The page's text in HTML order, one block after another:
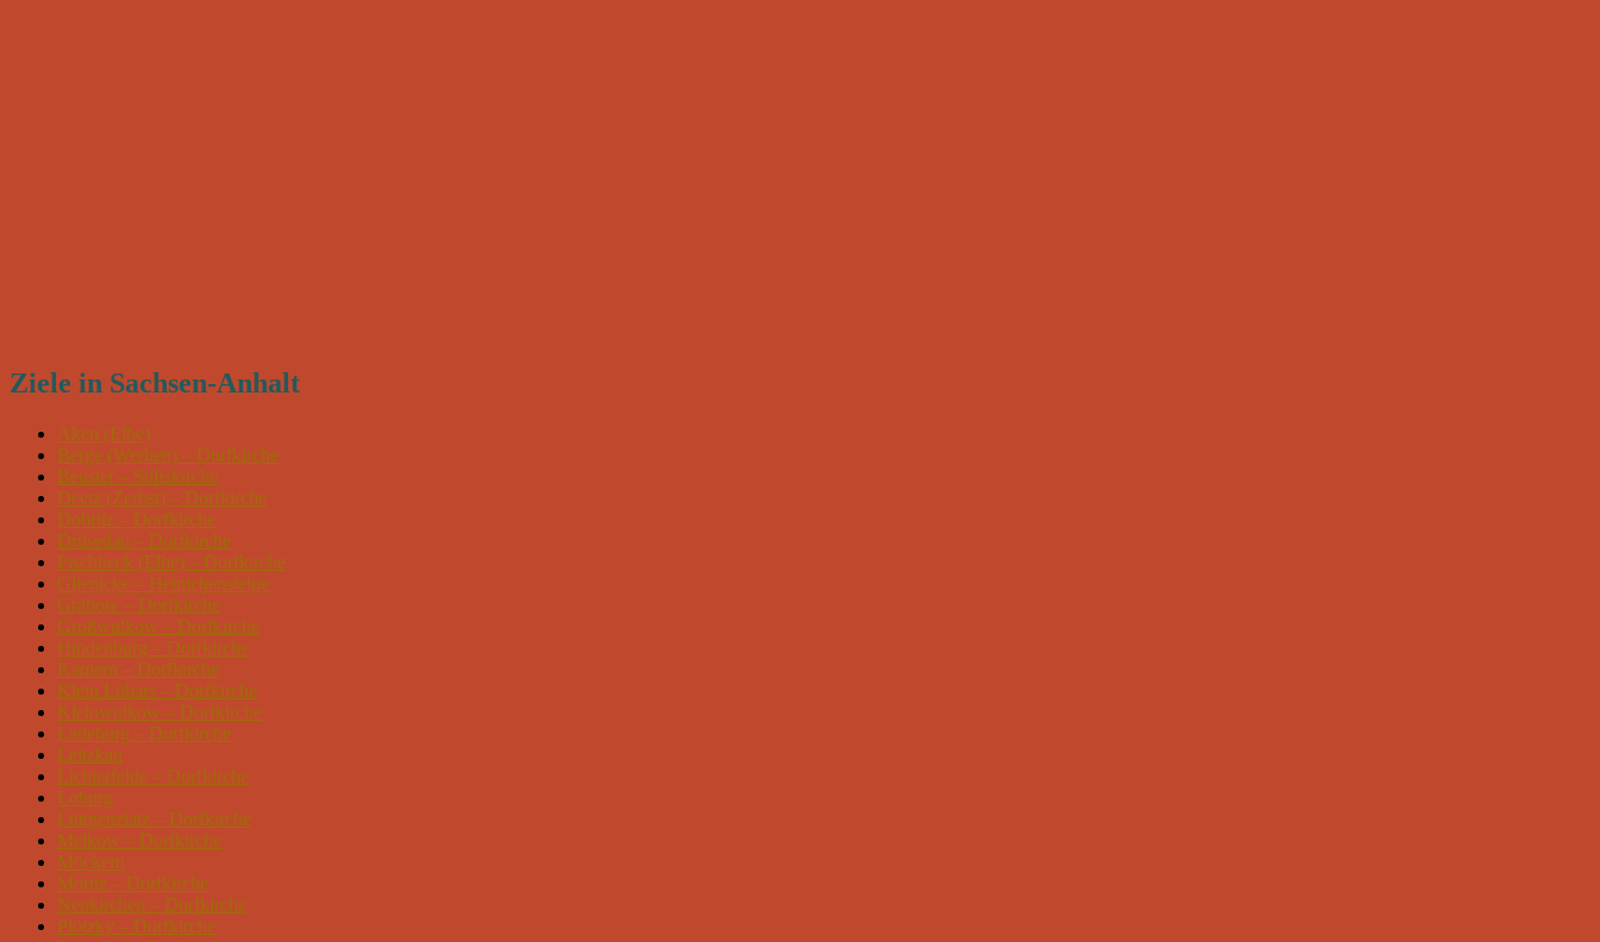
Ziele in Sachsen-Anhalt
Aken (Elbe)
Berge (Werben) – Dorfkirche
Beuster – Stiftskirche
Deetz (Zerbst) – Dorfkirche
Dobritz – Dorfkirche
Drüsedau – Dorfkirche
Fischbeck (Elbe) – Dorfkirche
Glienicke – Heimchensteine
Grabow – Dorfkirche
Großwulkow – Dorfkirche
Hindenburg – Dorfkirche
Kamern – Dorfkirche
Klein Lübars – Dorfkirche
Kleinwulkow – Dorfkirche
Ladeburg – Dorfkirche
Leitzkau
Lichterfelde – Dorfkirche
Loburg
Lüttgenziatz – Dorfkirche
Melkow – Dorfkirche
Möckern
Moritz – Dorfkirche
Neukirchen – Dorfkirche
Plötzky – Dorfkirche